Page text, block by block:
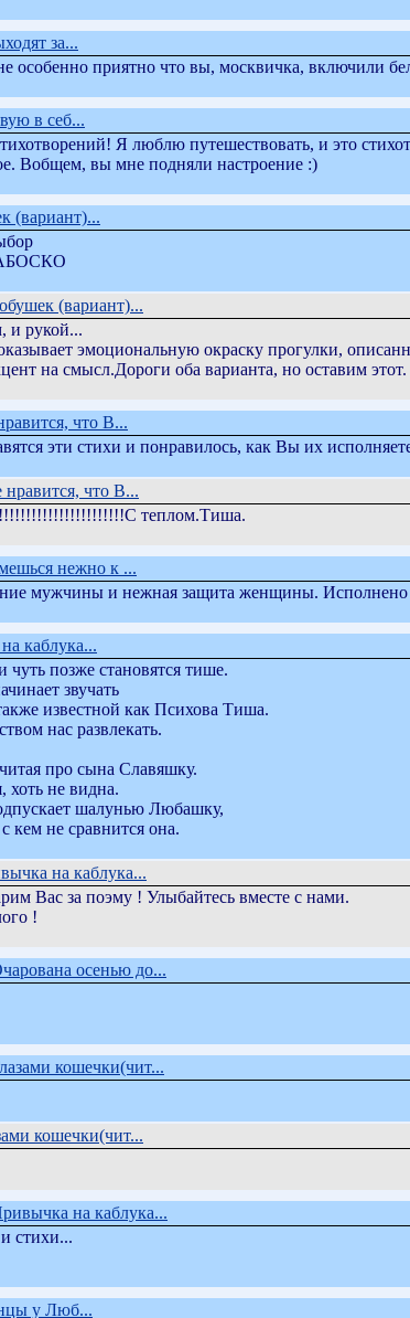
за...
особенно приятно что вы, москвичка, включили
в себ...
Я люблю путешествовать, и это
Вобщем, вы мне подняли настроение :)
(вариант)...
(вариант)...
и рукой...
эмоциональную окраску прогулки,
на смысл.Дороги оба варианта, но оставим
что В...
эти стихи и понравилось, как Вы их
что В...
теплом.Тиша.
нежно к ...
мужчины и нежная защита женщины.
каблука...
позже становятся тише.
звучать
известной как Психова Тиша.
нас развлекать.
про сына Славяшку.
хоть не видна.
шалунью Любашку,
кем не сравнится она.
на каблука...
Вас за поэму ! Улыбайтесь вместе с нами.
!
осенью до...
кошечки(чит...
кошечки(чит...
на каблука...
стихи...
у Люб...